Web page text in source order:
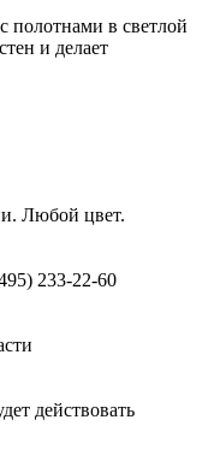
полотнами в светлой
и делает
Любой цвет.
233-22-60
действовать